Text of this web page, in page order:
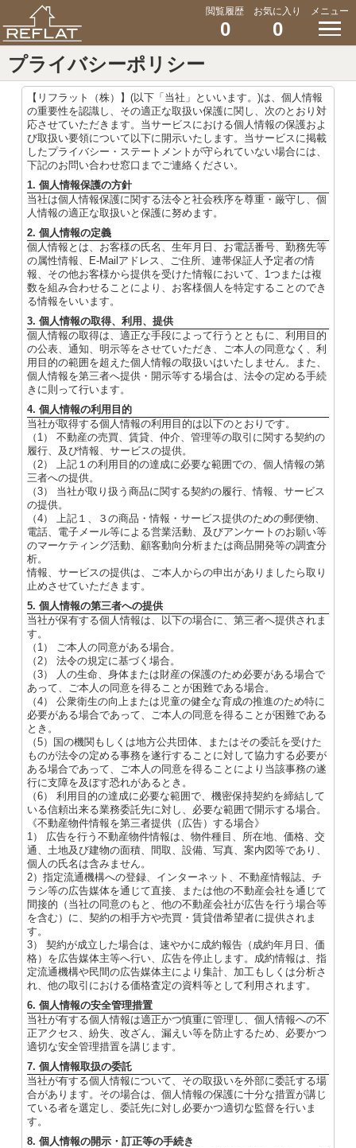
閲覧履歴
0
お気に入り
0
メニュー
プライバシーポリシー
【リフラット（株）】(以下「当社」といいます。)は、個人情報
の重要性を認識し、その適正な取扱い保護に関し、次のとおり対
応させていただきます。当サービスにおける個人情報の保護およ
び取扱い要領について以下に開示いたします。当サービスに掲載
したプライバシー・ステートメントが守られていない場合には、
下記のお問い合わせ窓口までご連絡ください。
1. 個人情報保護の方針
当社は個人情報保護に関する法令と社会秩序を尊重・厳守し、個
人情報の適正な取扱いと保護に努めます。
2. 個人情報の定義
個人情報とは、お客様の氏名、生年月日、お電話番号、勤務先等
の属性情報、E-Mailアドレス、ご住所、連帯保証人予定者の情
報、その他お客様から提供を受けた情報において、1つまたは複
数を組み合わせることにより、お客様個人を特定することのでき
る情報をいいます。
3. 個人情報の取得、利用、提供
個人情報の取得は、適正な手段によって行うとともに、利用目的
の公表、通知、明示等をさせていただき、ご本人の同意なく、利
用目的の範囲を超えた個人情報の取扱いはいたしません。また、
個人情報を第三者へ提供・開示等する場合は、法令の定める手続
きに則って行います。
4. 個人情報の利用目的
当社が取得する個人情報の利用目的は以下のとおりです。
（1） 不動産の売買、賃貸、仲介、管理等の取引に関する契約の
履行、及び情報、サービスの提供。
（2） 上記１の利用目的の達成に必要な範囲での、個人情報の第
三者への提供。
（3） 当社が取り扱う商品に関する契約の履行、情報、サービス
の提供。
（4） 上記１、３の商品・情報・サービス提供のための郵便物、
電話、電子メール等による営業活動、及びアンケートのお願い等
のマーケティング活動、顧客動向分析または商品開発等の調査分
析。
情報、サービスの提供は、ご本人からの申出がありましたら取り
止めさせていただきます。
5. 個人情報の第三者への提供
当社が保有する個人情報は、以下の場合に、第三者へ提供されま
す。
（1） ご本人の同意がある場合。
（2） 法令の規定に基づく場合。
（3） 人の生命、身体または財産の保護のため必要がある場合で
あって、ご本人の同意を得ることが困難である場合。
（4） 公衆衛生の向上または児童の健全な育成の推進のため特に
必要がある場合であって、ご本人の同意を得ることが困難である
とき。
（5）国の機関もしくは地方公共団体、またはその委託を受けた
ものが法令の定める事務を遂行することに対して協力する必要が
ある場合であって、ご本人の同意を得ることにより当該事務の遂
行に支障を及ぼす恐れがあるとき。
（6） 利用目的の達成に必要な範囲で、機密保持契約を締結して
いる信頼出来る業務委託先に対し、必要な範囲で開示する場合。
《不動産物件情報を第三者提供（広告）する場合》
1） 広告を行う不動産物件情報は、物件種目、所在地、価格、交
通、土地及び建物の面積、間取、設備、写真、案内図等であり、
個人の氏名は含みません。
2）指定流通機構への登録、インターネット、不動産情報誌、チ
ラシ等の広告媒体を通じて直接、または他の不動産会社を通じて
間接的（当社の同意のもと、他の不動産会社が広告を行う場合等
を含む）に、契約の相手方や売買・賃貸借希望者に提供されま
す。
3） 契約が成立した場合は、速やかに成約報告（成約年月日、価
格）を広告媒体主等へ行い、広告を停止します。成約情報は、指
定流通機構や民間の広告媒体主により集計、加工もしくは分析さ
れ、他の取引における価格査定の資料等として利用されます。
6. 個人情報の安全管理措置
当社が有する個人情報は適正かつ慎重に管理し、個人情報への不
正アクセス、紛失、改ざん、漏えい等を防止するため、必要かつ
適切な安全管理措置を講じます。
7. 個人情報取扱の委託
当社が有する個人情報について、その取扱いを外部に委託する場
合があります。その場合は、個人情報の保護に十分な措置が講じ
ている者を選定し、委託先に対し必要かつ適切な監督を行いま
す。
8. 個人情報の開示・訂正等の手続き